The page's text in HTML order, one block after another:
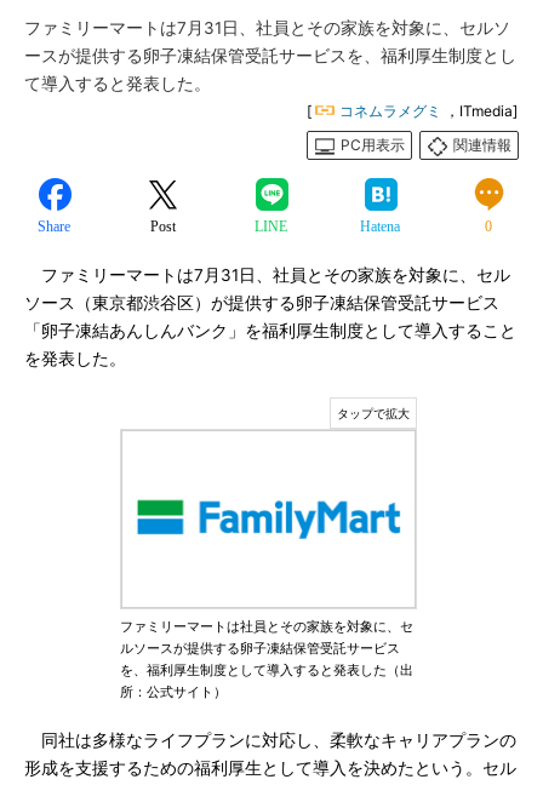
ファミリーマートは7月31日、社員とその家族を対象に、セルソ
ースが提供する卵子凍結保管受託サービスを、福利厚生制度とし
て導入すると発表した。
[ コネムラメグミ
，ITmedia]
PC用表示
関連情報
Share Post LINE Hatena 0
ファミリーマートは7月31日、社員とその家族を対象に、セル
ソース（東京都渋谷区）が提供する卵子凍結保管受託サービス
「卵子凍結あんしんバンク」を福利厚生制度として導入すること
を発表した。
ファミリーマートは社員とその家族を対象に、セ
ルソースが提供する卵子凍結保管受託サービス
を、福利厚生制度として導入すると発表した（出
所：公式サイト）
同社は多様なライフプランに対応し、柔軟なキャリアプランの
形成を支援するための福利厚生として導入を決めたという。セル